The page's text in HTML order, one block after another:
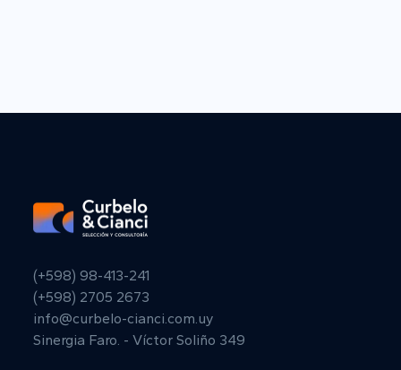
(+598) 98-413-241
(+598) 2705 2673
info@curbelo-cianci.com.uy
Sinergia Faro. - Víctor Soliño 349